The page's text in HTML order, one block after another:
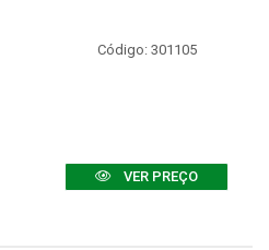
Código: 301105
VER PREÇO